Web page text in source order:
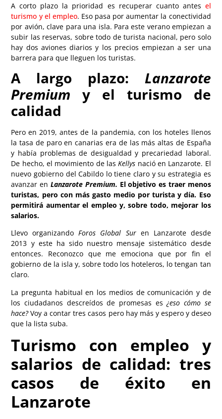
A corto plazo la prioridad es recuperar cuanto antes el
turismo y el empleo. Eso pasa por aumentar la conectividad
por avión, clave para una isla. Para este verano empiezan a
subir las reservas, sobre todo de turista nacional, pero solo
hay dos aviones diarios y los precios empiezan a ser una
barrera para que lleguen los turistas.
A largo plazo: Lanzarote
Premium y el turismo de
calidad
Pero en 2019, antes de la pandemia, con los hoteles llenos
la tasa de paro en canarias era de las más altas de España
y había problemas de desigualdad y precariedad laboral.
De hecho, el movimiento de lasKellys nació en Lanzarote. El
nuevo gobierno del Cabildo lo tiene claro y su estrategia es
avanzar en Lanzarote Premium. El objetivo es traer menos
turistas, pero con más gasto medio por turista y día. Eso
permitirá aumentar el empleo y, sobre todo, mejorar los
salarios.
Llevo organizando Foros Global Suren Lanzarote desde
2013 y este ha sido nuestro mensaje sistemático desde
entonces. Reconozco que me emociona que por fin el
gobierno de la isla y, sobre todo los hoteleros, lo tengan tan
claro.
La pregunta habitual en los medios de comunicación y de
los ciudadanos descreídos de promesas es¿eso cómo se
hace?Voy a contar tres casos pero hay más y espero y deseo
que la lista suba.
Turismo con empleo y
salarios de calidad: tres
casos de éxito en
Lanzarote